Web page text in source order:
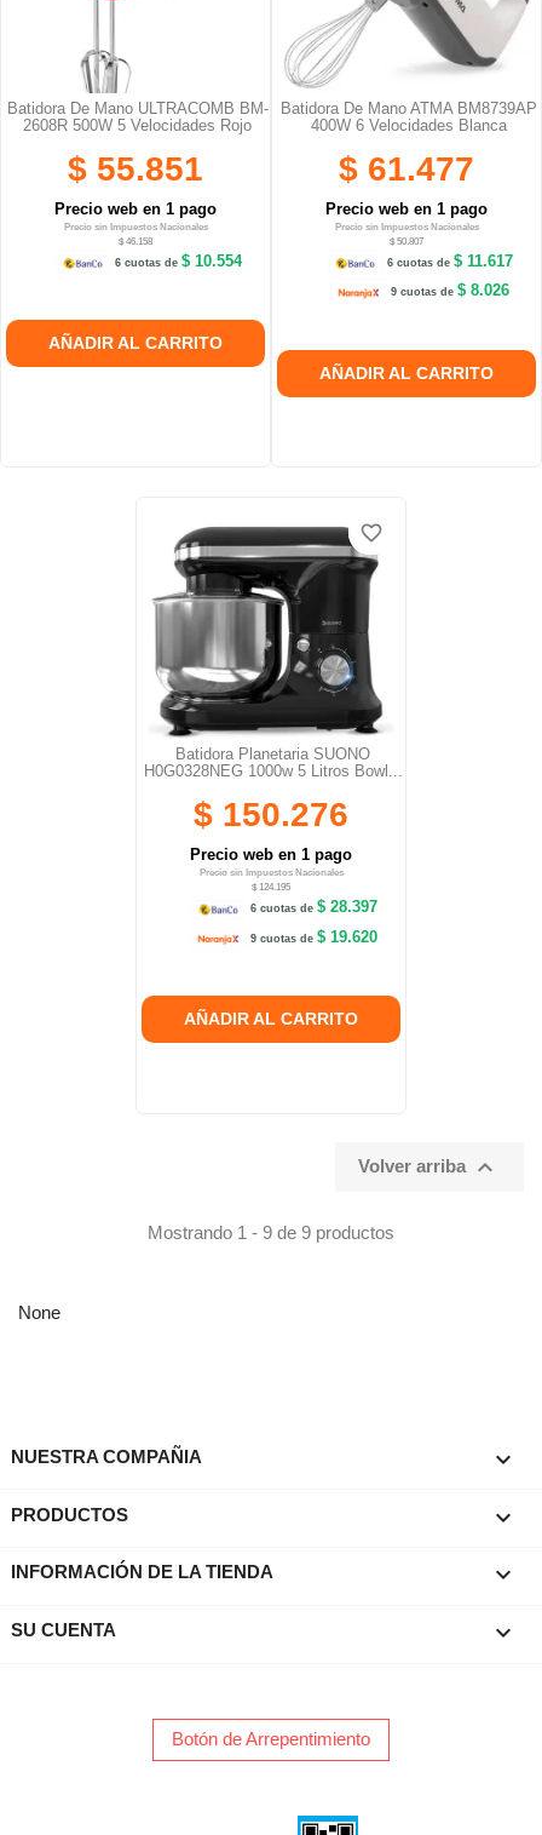
Batidora De Mano ULTRACOMB BM-
2608R 500W 5 Velocidades Rojo
$ 55.851
Precio web en 1 pago
Precio sin Impuestos Nacionales
$ 46.158
6 cuotas de$ 10.554
AÑADIR AL CARRITO
Batidora De Mano ATMA BM8739AP
400W 6 Velocidades Blanca
$ 61.477
Precio web en 1 pago
Precio sin Impuestos Nacionales
$ 50.807
6 cuotas de $ 11.617
9 cuotas de $ 8.026
AÑADIR AL CARRITO
Batidora Planetaria SUONO
H0G0328NEG 1000w 5 Litros Bowl...
$ 150.276
Precio web en 1 pago
Precio sin Impuestos Nacionales
$ 124.195
6 cuotas de$ 28.397
9 cuotas de$ 19.620
AÑADIR AL CARRITO
favorite_border
favorite_border
Volver arriba 
Mostrando 1 - 9 de 9 productos
None
NUESTRA COMPAÑIA 
PRODUCTOS 
INFORMACIÓN DE LA TIENDA keyboard_arrow_down
SU CUENTA 
Botón de Arrepentimiento